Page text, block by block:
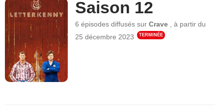
Saison 12
6 épisodes diffusés surCrave ,à partir du
25 décembre 2023
TERMINÉE